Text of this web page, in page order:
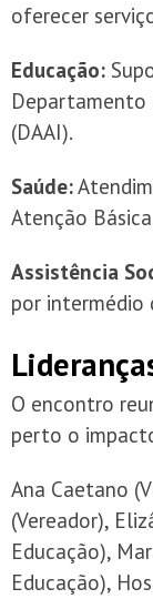
oferecer
Educação:
Departamento
(DAAI).
Saúde:
Atenção
Assistência
por intermédio
O encontro
perto o
Ana Caetano
(Vereador),
Educação),
Educação),